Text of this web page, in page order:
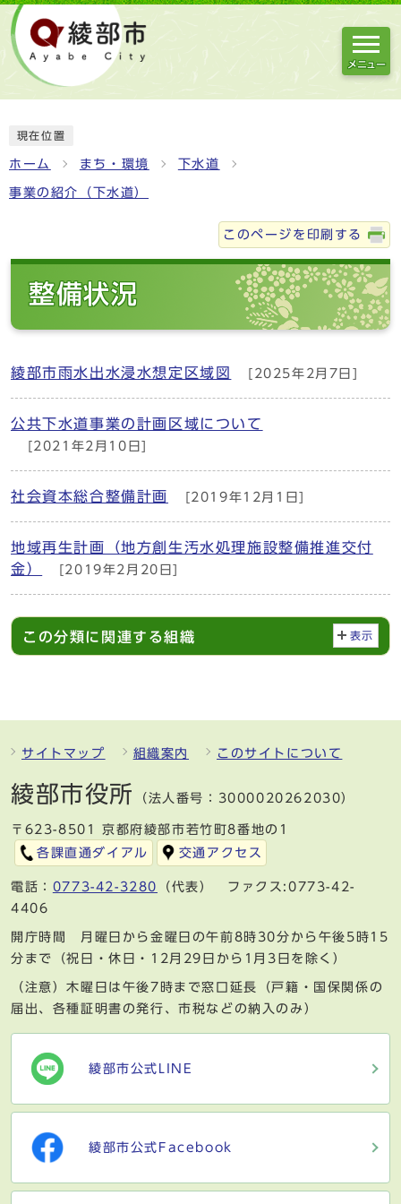
メニュー
現在位置
ホーム まち・環境 下水道
事業の紹介（下水道）
このページを印刷する
整備状況
綾部市雨水出水浸水想定区域図 [2025年2月7日]
公共下水道事業の計画区域について
[2021年2月10日]
社会資本総合整備計画 [2019年12月1日]
地域再生計画（地方創生汚水処理施設整備推進交付
金）
[2019年2月20日]
この分類に関連する組織 表示
サイトマップ 組織案内 このサイトについて
綾部市役所 （法人番号：3000020262030）
〒623-8501 京都府綾部市若竹町8番地の1
各課直通ダイアル
交通アクセス
電話： 0773-42-3280
（代表） ファクス:0773-42-
4406
開庁時間 月曜日から金曜日の午前8時30分から午後5時15
分まで（祝日・休日・12月29日から1月3日を除く）
（注意）木曜日は午後7時まで窓口延長（戸籍・国保関係の
届出、各種証明書の発行、市税などの納入のみ）
綾部市公式LINE
綾部市公式Facebook